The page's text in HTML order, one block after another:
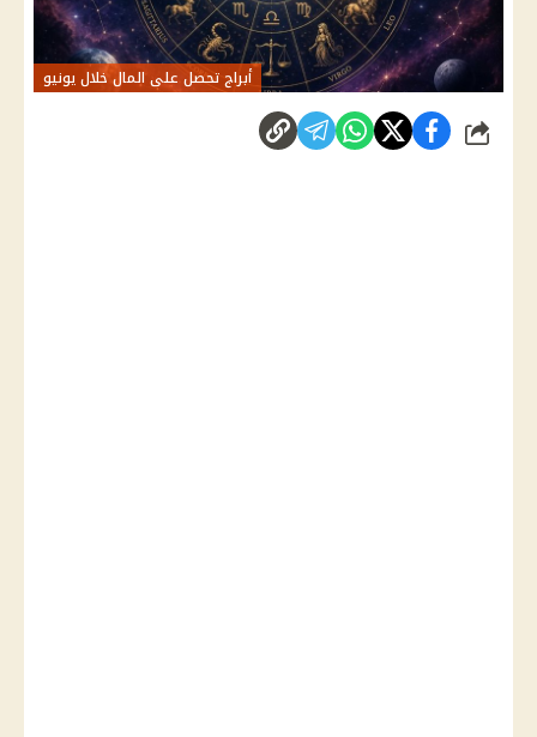
أبراج تحصل على المال خلال يونيو
شارك